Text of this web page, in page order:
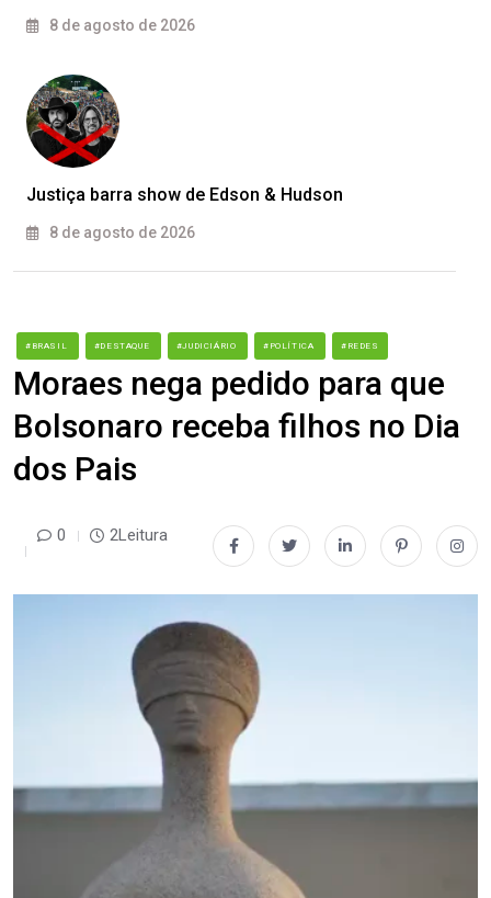
8 de agosto de 2026
Justiça barra show de Edson & Hudson
8 de agosto de 2026
#BRASIL #DESTAQUE #JUDICIÁRIO #POLÍTICA #REDES
Moraes nega pedido para que
Bolsonaro receba filhos no Dia
dos Pais
0 2Leitura